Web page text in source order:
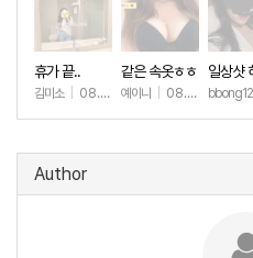
휴가 끝..
김미소 08.07 +101
같은 속옷ㅎㅎ
예이니 08.04 +67
일상샷
bbong12
Author